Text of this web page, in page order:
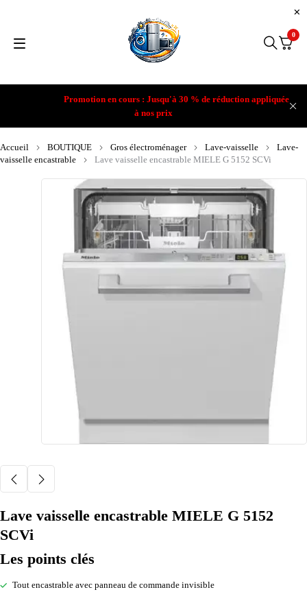
Promotion en cours : Jusqu'à 30 % de réduction appliquée
à nos prix
0
Accueil BOUTIQUE Gros électroménager Lave-vaisselle
Lave-
vaisselle encastrable
Lave vaisselle encastrable MIELE G 5152 SCVi
Lave vaisselle encastrable MIELE G 5152
SCVi
Les points clés
Tout encastrable avec panneau de commande invisible